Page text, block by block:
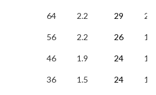
64 2.2 29 20
56 2.2 26 17
46 1.9 24 15
36 1.5 24 11